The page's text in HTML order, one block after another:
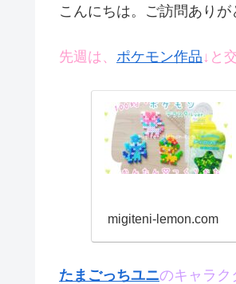
こんにちは。ご訪問ありが
先週は、 ポケモン作品↓と
migiteni-lemon.com
たまごっちユニのキャラク